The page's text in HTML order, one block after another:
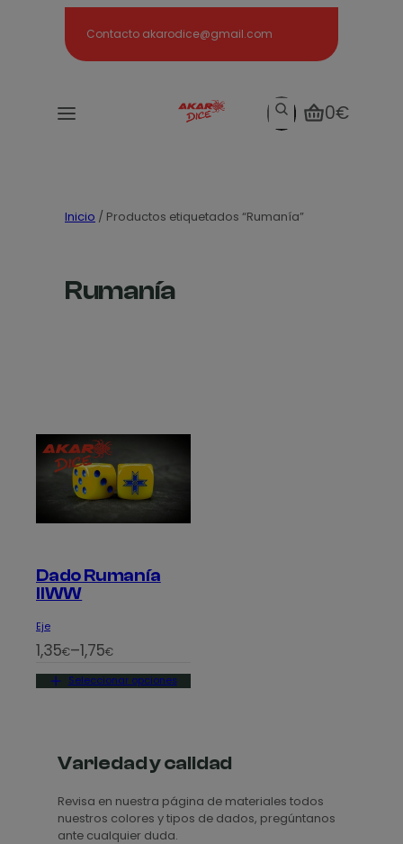
Contacto akarodice@gmail.com
Search0€
Inicio / Productos etiquetados “Rumanía”
Rumanía
Dado Rumanía
IIWW
Eje
1,35€–1,75€
R
a
n
Seleccionar opciones
Variedad y calidad
Revisa en nuestra página de materiales todos
nuestros colores y tipos de dados, pregúntanos
ante cualquier duda.